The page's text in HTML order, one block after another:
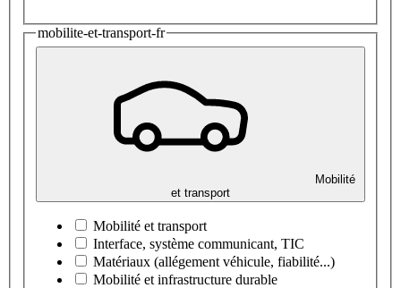
mobilite-et-transport-fr
Mobilité
et transport
Mobilité et transport
Interface, système communicant, TIC
Matériaux (allégement véhicule, fiabilité...)
Mobilité et infrastructure durable